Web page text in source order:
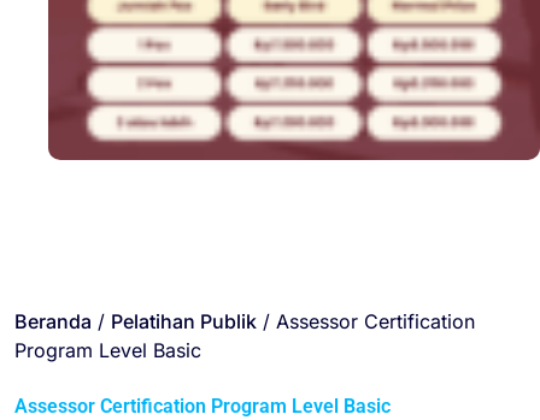
Beranda / Pelatihan Publik / Assessor Certification
Program Level Basic
Assessor Certification Program Level Basic